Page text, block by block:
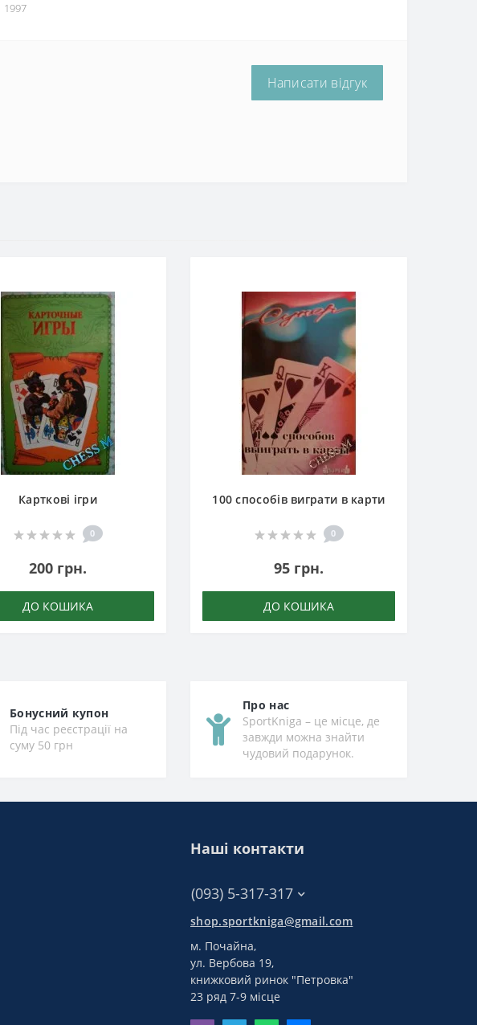
1997
Написати відгук
Карткові ігри
0
200 грн.
ДО КОШИКА
100 способів виграти в карти
0
95 грн.
ДО КОШИКА
Бонусний купон
Під час реєстрації на
суму 50 грн
Про нас
SportKniga – це місце, де
завжди можна знайти
чудовий подарунок.
Наші контакти
(093) 5-317-317
shop.sportkniga@gmail.com
м. Почайна,
ул. Вербова 19,
книжковий ринок "Петровка"
23 ряд 7-9 місце